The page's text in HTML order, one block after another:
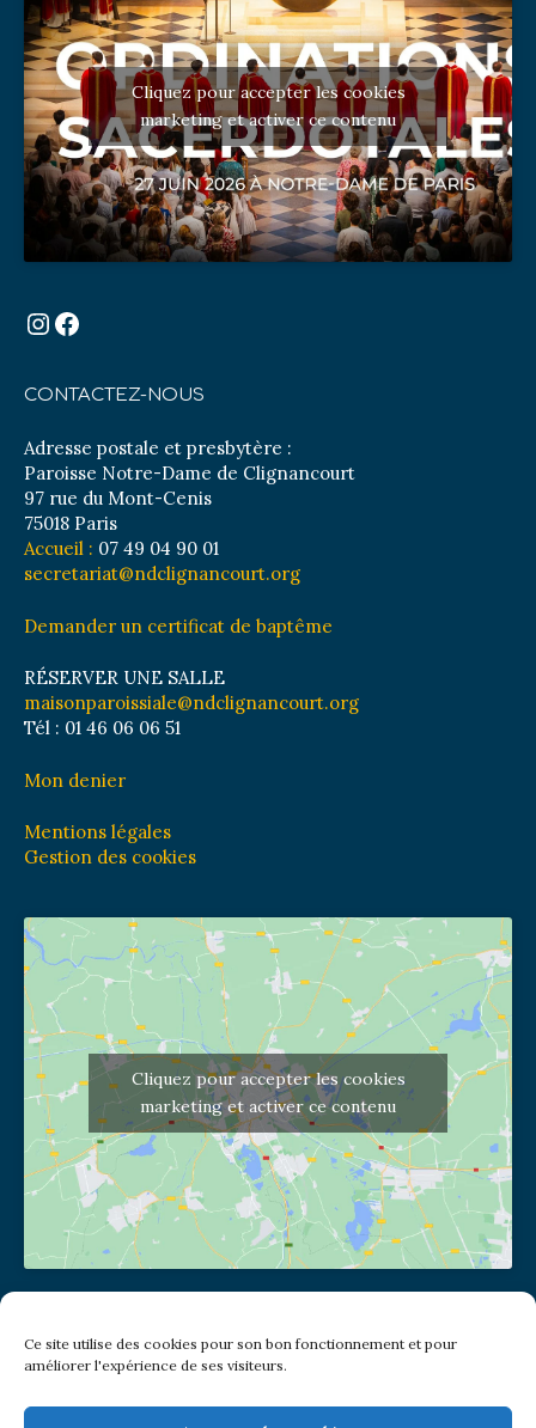
Ce site utilise des cookies pour son bon fonctionnement et pour
améliorer l'expérience de ses visiteurs.
Cliquez pour accepter les cookies
marketing et activer ce contenu
Instagram
Facebook
CONTACTEZ-NOUS
Adresse postale et presbytère :
Paroisse Notre-Dame de Clignancourt
97 rue du Mont-Cenis
75018 Paris
Accueil : 07 49 04 90 01
secretariat@ndclignancourt.org
Demander un certificat de baptême
RÉSERVER UNE SALLE
maisonparoissiale@ndclignancourt.org
Tél : 01 46 06 06 51
Mon denier
Mentions légales
Gestion des cookies
Cliquez pour accepter les cookies
marketing et activer ce contenu
(pas de courrier à cette adresse)
2 place Jules Joffrin - 75018
Metro: Jules Joffrin ou Simplon